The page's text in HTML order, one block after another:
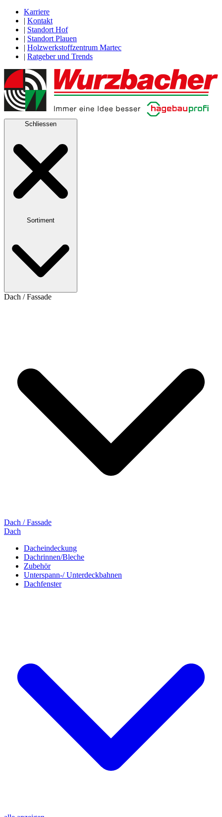
Karriere
| Kontakt
| Standort Hof
| Standort Plauen
| Holzwerkstoffzentrum Martec
| Ratgeber und Trends
Schliessen
Sortiment
Dach / Fassade
Dach / Fassade
Dach
Dacheindeckung
Dachrinnen/Bleche
Zubehör
Unterspann-/ Unterdeckbahnen
Dachfenster